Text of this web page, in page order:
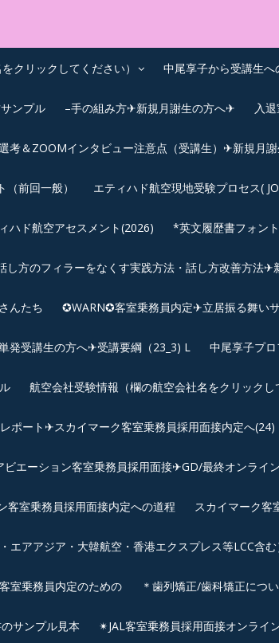
ｽｸｰﾙ
クリックしてください） 中尾享子から受講生へ
ンプル –手の組み方✈新規月謝生の方へ✈ 入
考＆ZOOMインタビュー注意点（受講生）✈新規月
前回一般） エティハド航空現地受験プロセス(
ハド航空アセスメント(2026) *英文履歴書フォン
し方のフィラーをなくす実践方法・話し方改善方法
んたち ✪WARN✪客室乗務員内定✈立居振る舞い
発受講生の方へ✈受講要綱（23_3) L 中尾享子プ
航空会社受験情報（欄の航空会社名をクリックし
レポート✈スカイマーク客室乗務員採用面接内定へ(24)
ビエーション客室乗務員採用面接✈GD/最終オンライン
客室乗務員採用面接内定への道程 スカイマーク客
アアジア・大韓航空・香港エクスプレス等LCC含
室乗務員内定のための ＊歯列矯正/歯科矯正につ
サンプル見本 ✴︎JAL客室乗務員採用面接オンライ